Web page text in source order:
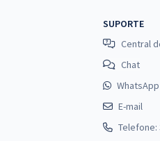
SUPORTE
Central
Chat
WhatsApp
E-mail
Telefone: